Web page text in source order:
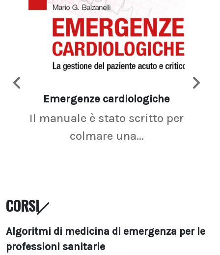
Emergenze cardiologiche
Il manuale è stato scritto per
colmare una...
CORSI
Algoritmi di medicina di emergenza per le
professioni sanitarie